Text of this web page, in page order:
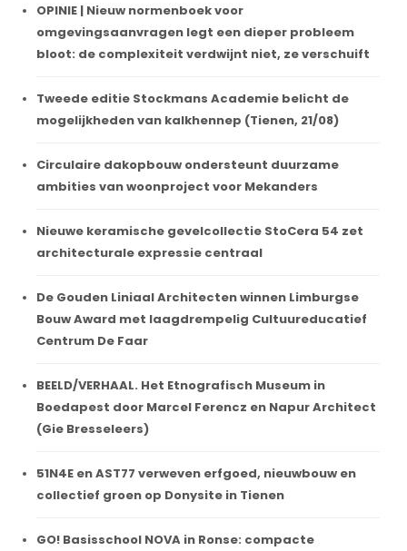
OPINIE | Nieuw normenboek voor
omgevingsaanvragen legt een dieper probleem
bloot: de complexiteit verdwijnt niet, ze verschuift
Tweede editie Stockmans Academie belicht de
mogelijkheden van kalkhennep (Tienen, 21/08)
Circulaire dakopbouw ondersteunt duurzame
ambities van woonproject voor Mekanders
Nieuwe keramische gevelcollectie StoCera 54 zet
architecturale expressie centraal
De Gouden Liniaal Architecten winnen Limburgse
Bouw Award met laagdrempelig Cultuureducatief
Centrum De Faar
BEELD/VERHAAL. Het Etnografisch Museum in
Boedapest door Marcel Ferencz en Napur Architect
(Gie Bresseleers)
51N4E en AST77 verweven erfgoed, nieuwbouw en
collectief groen op Donysite in Tienen
GO! Basisschool NOVA in Ronse: compacte